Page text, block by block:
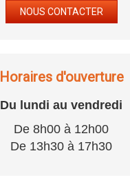
NOUS CONTACTER
Horaires d'ouverture
Du lundi au vendredi
De 8h00 à 12h00
De 13h30 à 17h30